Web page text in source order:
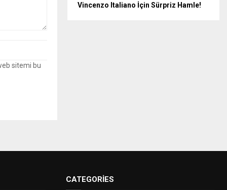
sitemi bu
Vincenzo Italiano İçin Sürpriz Hamle!
CATEGORIES